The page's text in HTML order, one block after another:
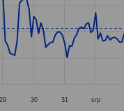
29 30 31 srp